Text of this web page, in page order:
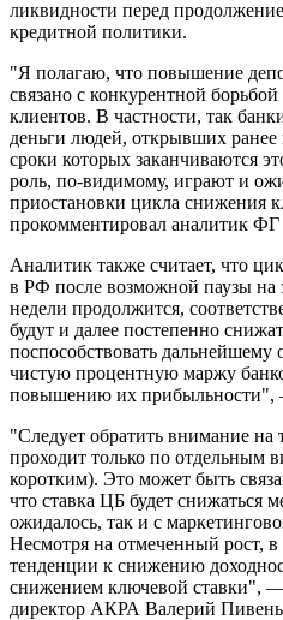
ликвидности перед
кредитной политики.
"Я полагаю, что повышение
связано с конкурентной
клиентов. В частности, так
деньги людей, открывших
сроки которых заканчиваются
роль, по-видимому, играют и
приостановки цикла снижения
прокомментировал аналитик
Аналитик также считает, что
в РФ после возможной паузы на
недели продолжится,
будут и далее постепенно
поспособствовать дальнейшему
чистую процентную маржу
повышению их
"Следует обратить внимание на
проходит только по отдельным
коротким). Это может быть
что ставка ЦБ будет снижаться
ожидалось, так и с
Несмотря на отмеченный рост,
тенденции к снижению
снижением ключевой ставки",
директор АКРА Валерий